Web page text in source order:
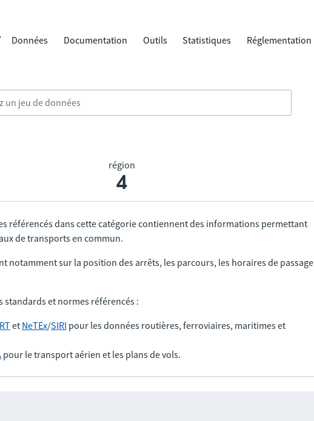
Données Documentation Outils Statistiques Réglementation
région
4
référencés dans cette catégorie contiennent des informations permettant
de transports en commun.
notamment sur la position des arrêts, les parcours, les horaires de passage
standards et normes référencés :
et NeTEx/SIRI pour les données routières, ferroviaires, maritimes et
pour le transport aérien et les plans de vols.